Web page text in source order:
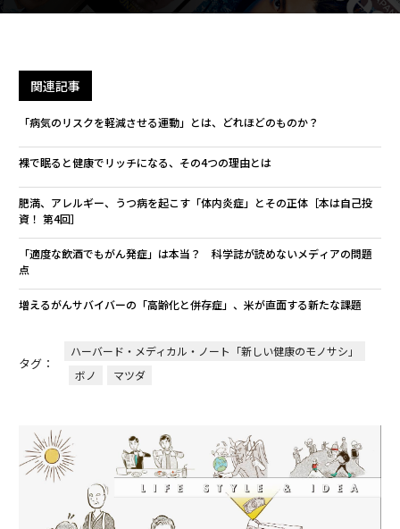
関連記事
「病気のリスクを軽減させる運動」とは、どれほどのものか？
裸で眠ると健康でリッチになる、その4つの理由とは
肥満、アレルギー、うつ病を起こす「体内炎症」とその正体［本は自己投
資！ 第4回］
「適度な飲酒でもがん発症」は本当？ 科学誌が読めないメディアの問題
点
増えるがんサバイバーの「高齢化と併存症」、米が直面する新たな課題
タグ：
ハーバード・メディカル・ノート「新しい健康のモノサシ」
ボノ
マツダ